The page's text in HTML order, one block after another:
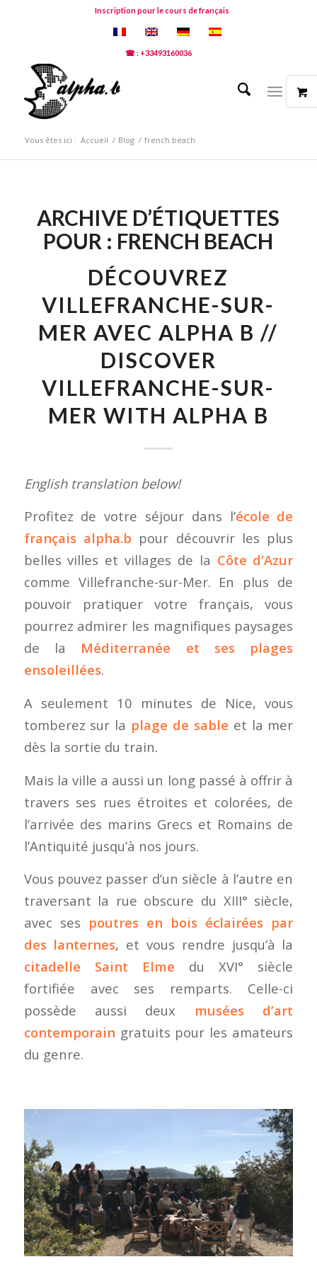
Inscription pour le cours de français
☎ : +33493160036
Vous êtes ici : Accueil / Blog / french beach
ARCHIVE D’ÉTIQUETTES
POUR : FRENCH BEACH
DÉCOUVREZ
VILLEFRANCHE-SUR-
MER AVEC ALPHA B //
DISCOVER
VILLEFRANCHE-SUR-
MER WITH ALPHA B
English translation below!
Profitez de votre séjour dans l’école de
français alpha.b pour découvrir les plus
belles villes et villages de la Côte d’Azur
comme Villefranche-sur-Mer. En plus de
pouvoir pratiquer votre français, vous
pourrez admirer les magnifiques paysages
de la Méditerranée et ses plages
ensoleillées.
A seulement 10 minutes de Nice, vous
tomberez sur la plage de sable et la mer
dès la sortie du train.
Mais la ville a aussi un long passé à offrir à
travers ses rues étroites et colorées, de
l’arrivée des marins Grecs et Romains de
l’Antiquité jusqu’à nos jours.
Vous pouvez passer d’un siècle à l’autre en
traversant la rue obscure du XIII° siècle,
avec ses poutres en bois éclairées par
des lanternes, et vous rendre jusqu’à la
citadelle Saint Elme du XVI° siècle
fortifiée avec ses remparts. Celle-ci
possède aussi deux musées d’art
contemporain gratuits pour les amateurs
du genre.